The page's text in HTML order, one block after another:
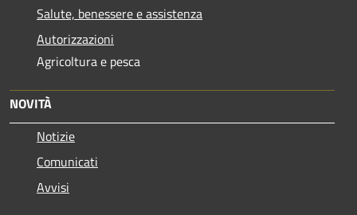
Salute, benessere e assistenza
Autorizzazioni
Agricoltura e pesca
NOVITÀ
Notizie
Comunicati
Avvisi